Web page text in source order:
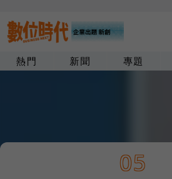
熱門 新聞 專題
05